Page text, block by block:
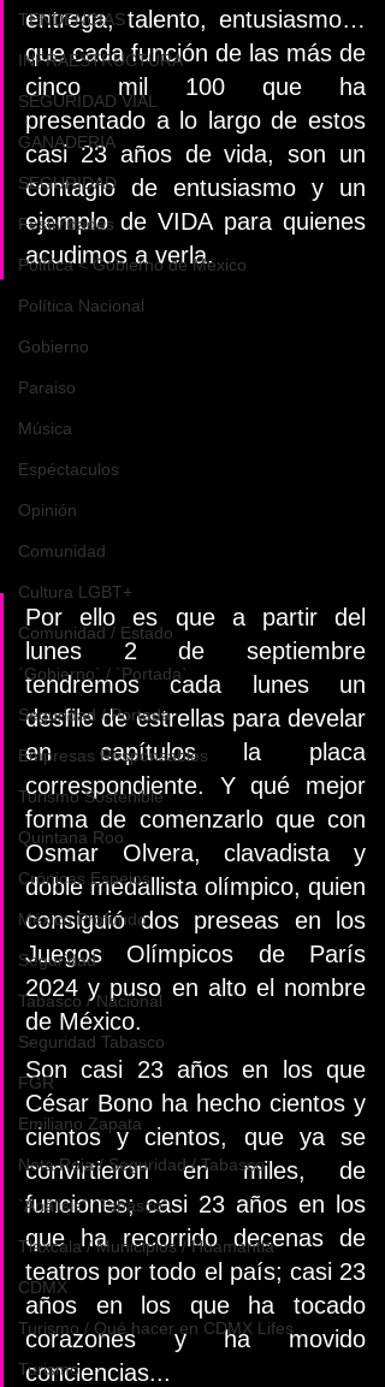
TENDENCIAS
INFRAESTRUCTURA
SEGURIDAD VIAL
GANADERIA
SEGURIDAD
Festividades
Política < Gobierno de México
Política Nacional
Gobierno
Paraiso
Música
Espéctaculos
Opinión
Comunidad
Cultura LGBT+
Comunidad / Estado
`Gobierno` / `Portada`
Seguridad / Portada
Empresas Responsables
Turismo Sostenible
Quintana Roo
Crónicas Espejos
México Profundo
Seguridad
Tabasco / Nacional
Seguridad Tabasco
FGR
Emiliano Zapata
Nota Roja / Seguridad / Tabasco
`Análisis` `Tabasco`
Tlaxcala / Municipios / Huamantla
CDMX
Turismo / Qué hacer en CDMX Lifes
Turismo
entrega, talento, entusiasmo…
que cada función de las más de
cinco mil 100 que ha
presentado a lo largo de estos
casi 23 años de vida, son un
contagio de entusiasmo y un
ejemplo de VIDA para quienes
acudimos a verla.
Por ello es que a partir del
lunes 2 de septiembre
tendremos cada lunes un
desfile de estrellas para develar
en capítulos la placa
correspondiente. Y qué mejor
forma de comenzarlo que con
Osmar Olvera, clavadista y
doble medallista olímpico, quien
consiguió dos preseas en los
Juegos Olímpicos de París
2024 y puso en alto el nombre
de México.
Son casi 23 años en los que
César Bono ha hecho cientos y
cientos y cientos, que ya se
convirtieron en miles, de
funciones; casi 23 años en los
que ha recorrido decenas de
teatros por todo el país; casi 23
años en los que ha tocado
corazones y ha movido
conciencias...